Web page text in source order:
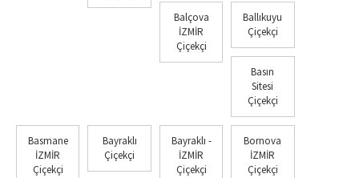
Balçova
İZMİR
Çiçekçi
Ballıkuyu
Çiçekçi
Basın
Sitesi
Çiçekçi
Basmane
İZMİR
Çiçekçi
Bayraklı
Çiçekçi
Bayraklı -
İZMİR
Çiçekçi
Bornova
İZMİR
Çiçekçi